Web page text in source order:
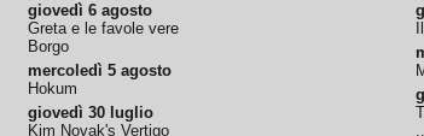
giovedì 6 agosto
Greta e le favole vere
Borgo
mercoledì 5 agosto
Hokum
giovedì 30 luglio
Kim Novak's Vertigo